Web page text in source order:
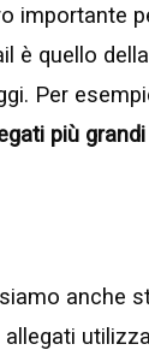
importante
è quello
Per
più grandi
anche
allegati